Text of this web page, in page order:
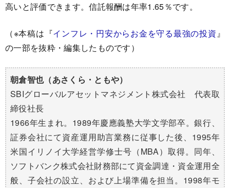
高いと評価できます。信託報酬は年率1.65％です。
（※本稿は『インフレ・円安からお金を守る最強の投資』
の一部を抜粋・編集したものです）
朝倉智也（あさくら・ともや）
SBIグローバルアセットマネジメント株式会社 代表取
締役社長
1966年生まれ。1989年慶應義塾大学文学部卒。銀行、
証券会社にて資産運用助言業務に従事した後、1995年
米国イリノイ大学経営学修士号（MBA）取得。同年、
ソフトバンク株式会社財務部にて資金調達・資金運用全
般、子会社の設立、および上場準備を担当。1998年モ